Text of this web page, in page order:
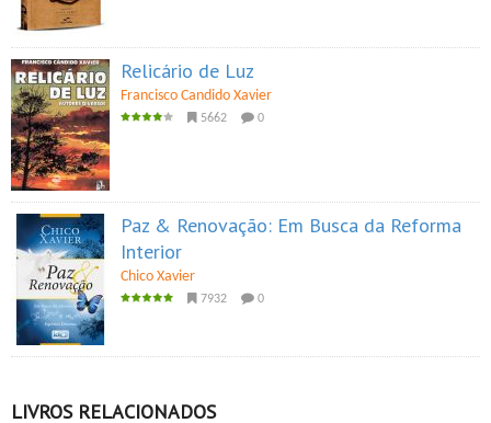
Relicário de Luz
Francisco Candido Xavier
5662 0
Paz & Renovação: Em Busca da Reforma
Interior
Chico Xavier
7932 0
LIVROS RELACIONADOS